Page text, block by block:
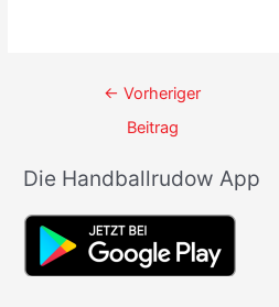
Beitrags-
← Vorheriger
Beitrag
Die Handballrudow App